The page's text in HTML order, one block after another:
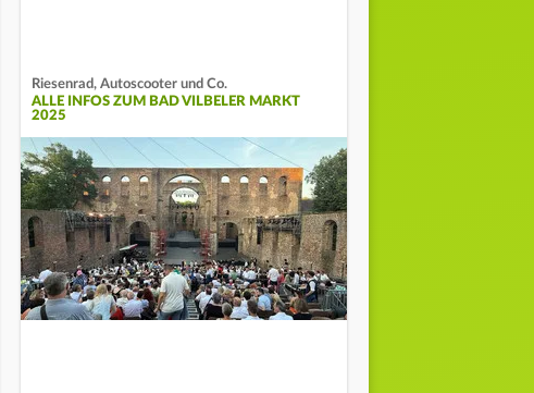
Riesenrad, Autoscooter und Co.
ALLE INFOS ZUM BAD VILBELER MARKT
2025